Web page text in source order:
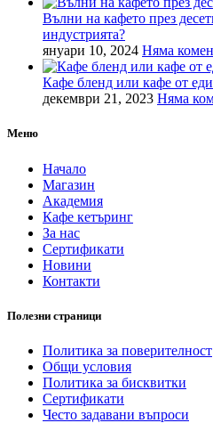
Вълни на кафето през
индустрията?
януари 10, 2024 Няма
Кафе бленд или кафе от
декември 21, 2023 Няма
Меню
Начало
Магазин
Академия
Кафе кетъринг
За нас
Сертификати
Новини
Контакти
Полезни страници
Политика за поверителност
Общи условия
Политика за бисквитки
Сертификати
Често задавани въпроси